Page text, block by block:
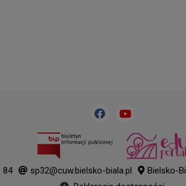
84 sp32@cuw.bielsko-biala.pl
Bielsko-